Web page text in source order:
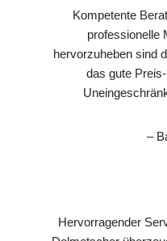
Kompetente
professionelle
hervorzuheben sind
das gute
–
Hervorragender